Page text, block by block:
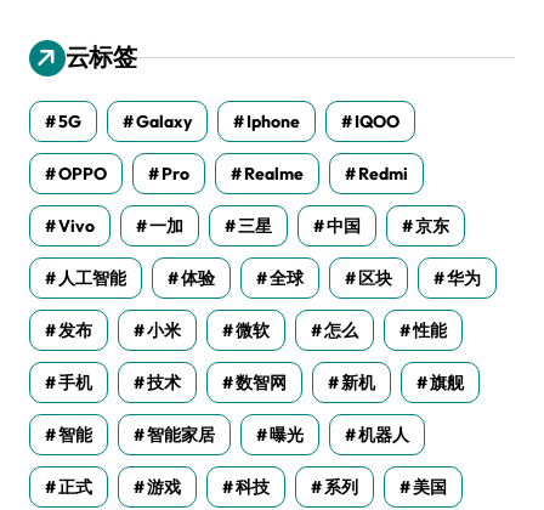
云标签
5G Galaxy Iphone IQOO
OPPO Pro Realme Redmi
Vivo 一加 三星 中国 京东
人工智能 体验 全球 区块 华为
发布 小米 微软 怎么 性能
手机 技术 数智网 新机 旗舰
智能 智能家居 曝光 机器人
正式 游戏 科技 系列 美国